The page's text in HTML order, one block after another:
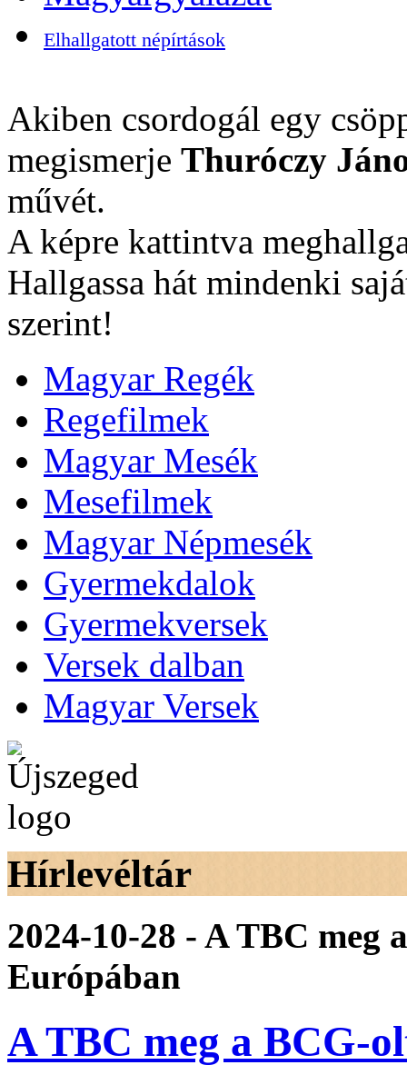
Elhallgatott népírtások
Akiben csordogál egy
megismerje Thuróczy
művét.
A képre kattintva
Hallgassa hát mindenki
szerint!
Magyar Regék
Regefilmek
Magyar Mesék
Mesefilmek
Magyar Népmesék
Gyermekdalok
Gyermekversek
Versek dalban
Magyar Versek
Hírlevéltár
2024-10-28 - A TBC meg
Európában
A TBC meg a BCG-